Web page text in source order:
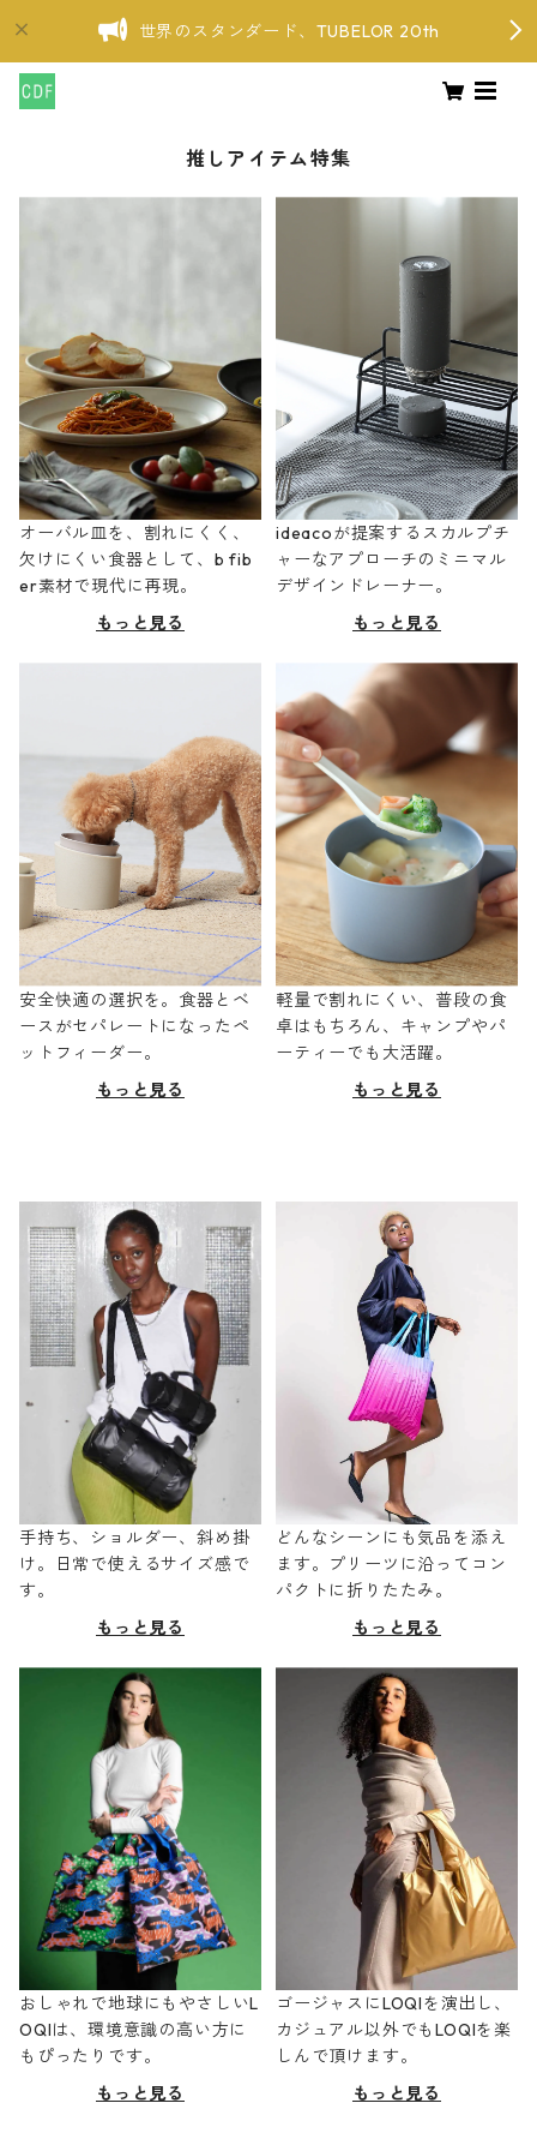
世界のスタンダード、TUBELOR 20th
推しアイテム特集
オーバル皿を、割れにくく、
欠けにくい食器として、b fib
er素材で現代に再現。
もっと見る
ideacoが提案するスカルプチ
ャーなアプローチのミニマル
デザインドレーナー。
もっと見る
安全快適の選択を。食器とベ
ースがセパレートになったペ
ットフィーダー。
もっと見る
軽量で割れにくい、普段の食
卓はもちろん、キャンプやパ
ーティーでも大活躍。
もっと見る
手持ち、ショルダー、斜め掛
け。日常で使えるサイズ感で
す。
もっと見る
どんなシーンにも気品を添え
ます。プリーツに沿ってコン
パクトに折りたたみ。
もっと見る
おしゃれで地球にもやさしいL
OQIは、環境意識の高い方に
もぴったりです。
もっと見る
ゴージャスにLOQIを演出し、
カジュアル以外でもLOQIを楽
しんで頂けます。
もっと見る